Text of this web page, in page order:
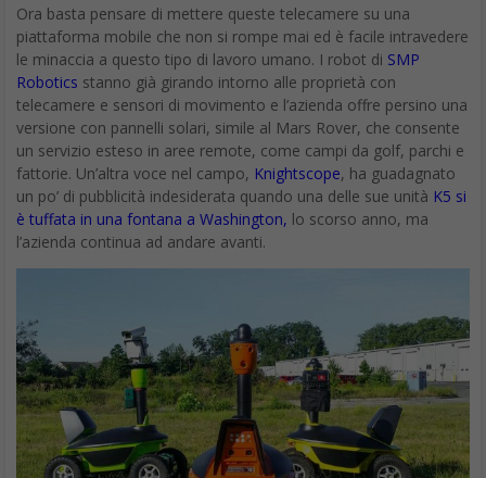
Robot e lavoro: anche Zara sceglie l’automazione nelle
consegne